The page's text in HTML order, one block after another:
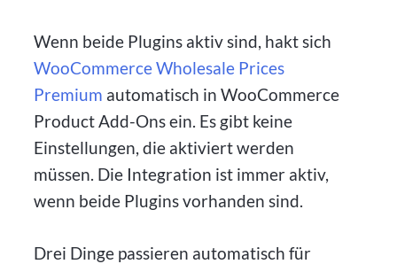
Wenn beide Plugins aktiv sind, hakt sich
WooCommerce Wholesale Prices
Premium automatisch in WooCommerce
Product Add-Ons ein. Es gibt keine
Einstellungen, die aktiviert werden
müssen. Die Integration ist immer aktiv,
wenn beide Plugins vorhanden sind.
Drei Dinge passieren automatisch für